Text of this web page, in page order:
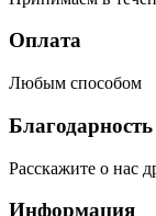
Оплата
Любым способом
Благодарность
Расскажите о нас
Информация